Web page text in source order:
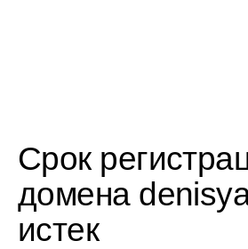
Срок
домена
истек